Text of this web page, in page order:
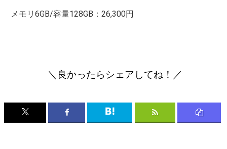
メモリ6GB/容量128GB：26,300円
＼良かったらシェアしてね！／